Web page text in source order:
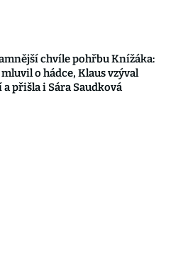
chvíle pohřbu Knížáka:
o hádce, Klaus vzýval
přišla i Sára Saudková